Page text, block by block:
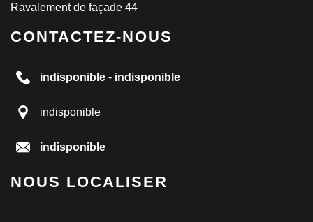
Ravalement de façade 44
CONTACTEZ-NOUS
indisponible - indisponible
indisponible
indisponible
NOUS LOCALISER